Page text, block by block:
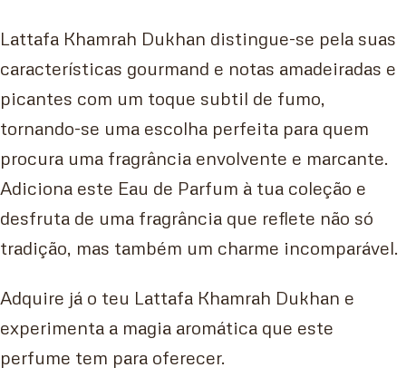
Lattafa Khamrah Dukhan distingue-se pela suas
características gourmand e notas amadeiradas e
picantes com um toque subtil de fumo,
tornando-se uma escolha perfeita para quem
procura uma fragrância envolvente e marcante.
Adiciona este Eau de Parfum à tua coleção e
desfruta de uma fragrância que reflete não só
tradição, mas também um charme incomparável.
Adquire já o teu Lattafa Khamrah Dukhan e
experimenta a magia aromática que este
perfume tem para oferecer.